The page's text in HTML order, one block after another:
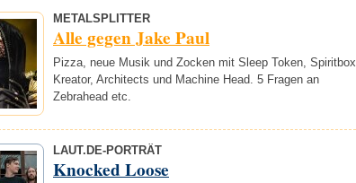
METALSPLITTER
Alle gegen Jake Paul
Pizza, neue Musik und Zocken mit Sleep Token, Spiritbox,
Kreator, Architects und Machine Head. 5 Fragen an
Zebrahead etc.
LAUT.DE-PORTRÄT
Knocked Loose